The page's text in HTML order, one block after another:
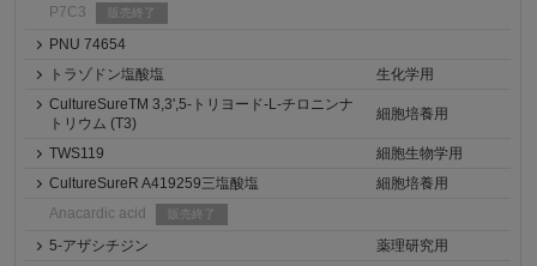
P7C3 販売終了
PNU 74654
トラゾドン塩酸塩
生化学用
CultureSureTM 3,3',5-トリヨード-L-チロニンナ
トリウム (T3)
細胞培養用
TWS119
細胞生物学用
CultureSureR A419259三塩酸塩
細胞培養用
Anacardic acid
販売終了
5-アザシチジン
薬理研究用